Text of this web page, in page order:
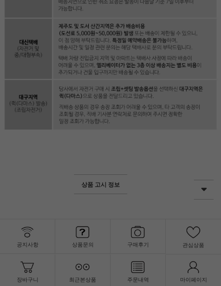
상품 고시 정보
공지사항 상품문의 구매후기 관심상품
장바구니 최근본상품 주문내역 마이페이지